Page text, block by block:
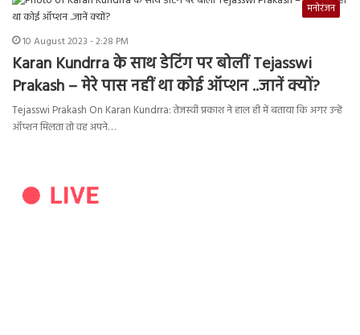
मनोरंजन
10 August 2023 - 2:28 PM
Karan Kundrra के साथ डेटिंग पर बोलीं Tejasswi
Prakash – मेरे पास नहीं था कोई ऑप्शन ..जानें क्यों?
Tejasswi Prakash On Karan Kundrra: तेजस्वी प्रकाश ने हाल ही में बताया कि अगर उन्हें
ऑप्शन मिलता तो वह अपने…